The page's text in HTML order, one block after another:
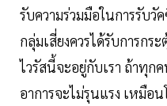
รับความร่วมมือในการรับ
กลุ่มเสี่ยงควรได้รับการกระ
ไวรัสนี้จะอยู่กับเรา ถ้าทุก
อาการจะไม่รุนแรง เหมือ